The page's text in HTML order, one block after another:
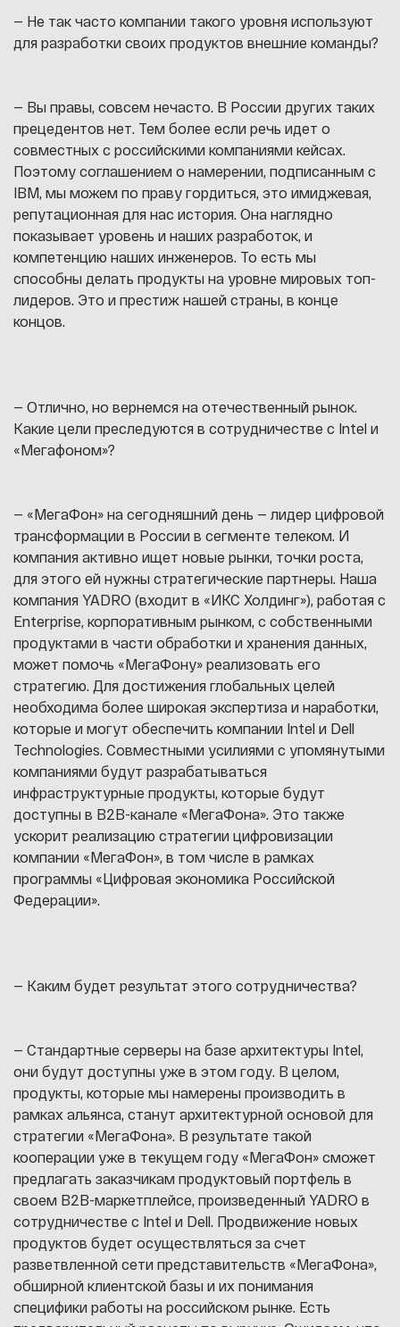
— Не так часто компании такого уровня используют
для разработки своих продуктов внешние команды?
— Вы правы, совсем нечасто. В России других таких
прецедентов нет. Тем более если речь идет о
совместных с российскими компаниями кейсах.
Поэтому соглашением о намерении, подписанным с
IBM, мы можем по праву гордиться, это имиджевая,
репутационная для нас история. Она наглядно
показывает уровень и наших разработок, и
компетенцию наших инженеров. То есть мы
способны делать продукты на уровне мировых топ-
лидеров. Это и престиж нашей страны, в конце
концов.
— Отлично, но вернемся на отечественный рынок.
Какие цели преследуются в сотрудничестве с Intel и
«Мегафоном»?
— «МегаФон» на сегодняшний день — лидер цифровой
трансформации в России в сегменте телеком. И
компания активно ищет новые рынки, точки роста,
для этого ей нужны стратегические партнеры. Наша
компания YADRO (входит в «ИКС Холдинг»), работая с
Enterprise, корпоративным рынком, с собственными
продуктами в части обработки и хранения данных,
может помочь «МегаФону» реализовать его
стратегию. Для достижения глобальных целей
необходима более широкая экспертиза и наработки,
которые и могут обеспечить компании Intel и Dell
Technologies. Совместными усилиями с упомянутыми
компаниями будут разрабатываться
инфраструктурные продукты, которые будут
доступны в B2B-канале «МегаФона». Это также
ускорит реализацию стратегии цифровизации
компании «МегаФон», в том числе в рамках
программы «Цифровая экономика Российской
Федерации».
— Каким будет результат этого сотрудничества?
— Стандартные серверы на базе архитектуры Intel,
они будут доступны уже в этом году. В целом,
продукты, которые мы намерены производить в
рамках альянса, станут архитектурной основой для
стратегии «МегаФона». В результате такой
кооперации уже в текущем году «МегаФон» сможет
предлагать заказчикам продуктовый портфель в
своем B2B-маркетплейсе, произведенный YADRO в
сотрудничестве с Intel и Dell. Продвижение новых
продуктов будет осуществляться за счет
разветвленной сети представительств «МегаФона»,
обширной клиентской базы и их понимания
специфики работы на российском рынке. Есть